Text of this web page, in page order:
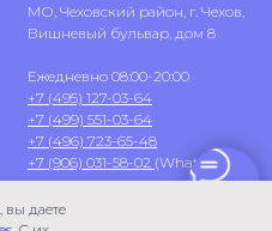
вы даете
МО, Чеховский район, г. Чехов,
Вишневый бульвар, дом 8
Ежедневно 08:00-20:00
+7 (495) 127-03-64
+7 (499) 551-03-64
+7 (496) 723-65-48
+7 (906) 031-58-02 (WhatsApp)